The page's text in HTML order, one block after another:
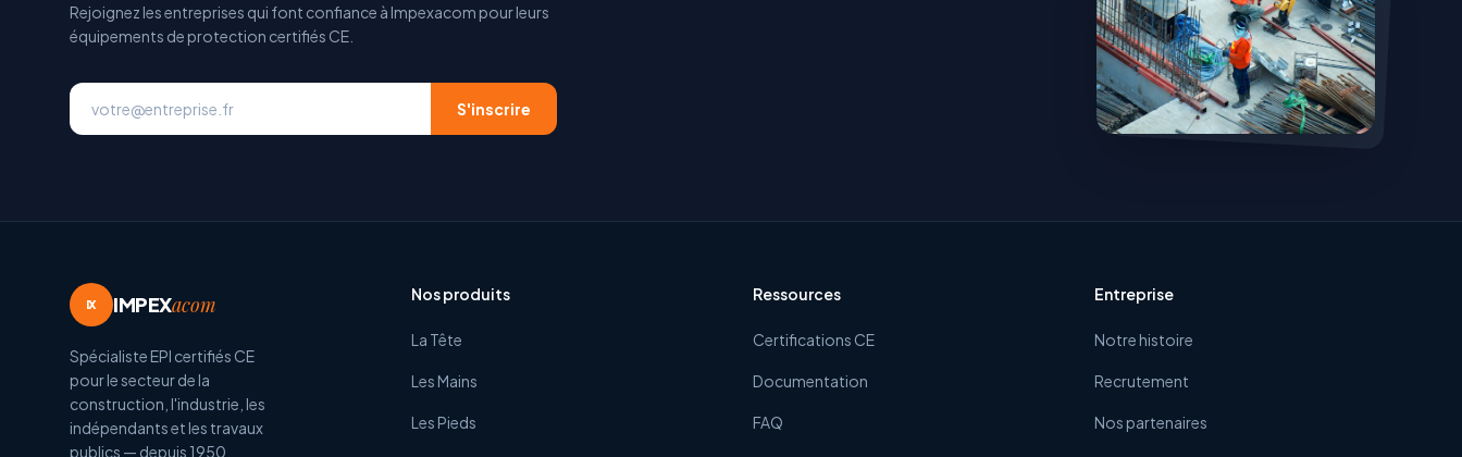
Rejoignez les entreprises qui font confiance à Impexacom pour leurs
équipements de protection certifiés CE.
S'inscrire
IX IMPEXacom
Spécialiste EPI certifiés CE
pour le secteur de la
construction, l'industrie, les
indépendants et les travaux
publics — depuis 1950.
Nos produits
La Tête
Les Mains
Les Pieds
Ressources
Certifications CE
Documentation
FAQ
Entreprise
Notre histoire
Recrutement
Nos partenaires